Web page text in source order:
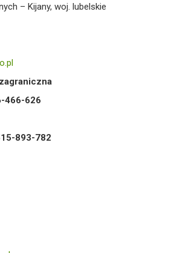
– Kijany, woj. lubelskie
466-626
893-782